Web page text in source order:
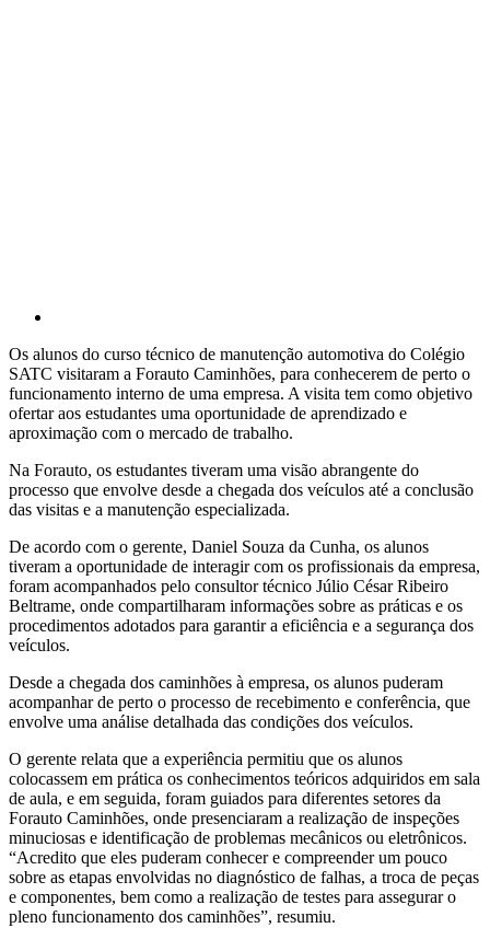
Os alunos do curso técnico de manutenção automotiva do Colégio
SATC visitaram a Forauto Caminhões, para conhecerem de perto o
funcionamento interno de uma empresa. A visita tem como objetivo
ofertar aos estudantes uma oportunidade de aprendizado e
aproximação com o mercado de trabalho.
Na Forauto, os estudantes tiveram uma visão abrangente do
processo que envolve desde a chegada dos veículos até a conclusão
das visitas e a manutenção especializada.
De acordo com o gerente, Daniel Souza da Cunha, os alunos
tiveram a oportunidade de interagir com os profissionais da empresa,
foram acompanhados pelo consultor técnico Júlio César Ribeiro
Beltrame, onde compartilharam informações sobre as práticas e os
procedimentos adotados para garantir a eficiência e a segurança dos
veículos.
Desde a chegada dos caminhões à empresa, os alunos puderam
acompanhar de perto o processo de recebimento e conferência, que
envolve uma análise detalhada das condições dos veículos.
O gerente relata que a experiência permitiu que os alunos
colocassem em prática os conhecimentos teóricos adquiridos em sala
de aula, e em seguida, foram guiados para diferentes setores da
Forauto Caminhões, onde presenciaram a realização de inspeções
minuciosas e identificação de problemas mecânicos ou eletrônicos.
“Acredito que eles puderam conhecer e compreender um pouco
sobre as etapas envolvidas no diagnóstico de falhas, a troca de peças
e componentes, bem como a realização de testes para assegurar o
pleno funcionamento dos caminhões”, resumiu.